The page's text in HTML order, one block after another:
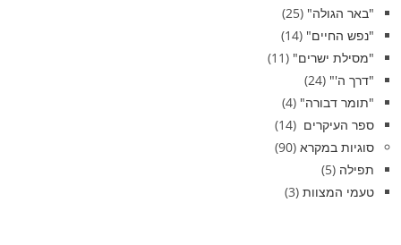
"באר הגולה" (25)
"נפש החיים" (14)
"מסילת ישרים" (11)
"דרך ה'" (24)
"תומר דבורה" (4)
ספר העיקרים (14)
סוגיות במקרא (90)
תפילה (5)
טעמי המצוות (3)